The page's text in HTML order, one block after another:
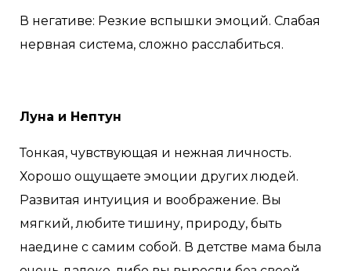
В негативе: Резкие вспышки эмоций. Слабая
нервная система, сложно расслабиться.
Луна и Нептун
Тонкая, чувствующая и нежная личность.
Хорошо ощущаете эмоции других людей.
Развитая интуиция и воображение. Вы
мягкий, любите тишину, природу, быть
наедине с самим собой. В детстве мама была